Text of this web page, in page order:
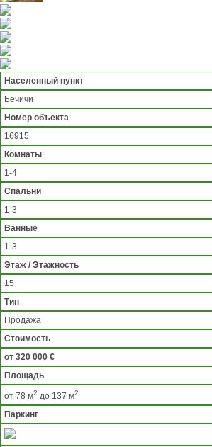
Населенный пункт
Бечичи
Номер объекта
16915
Комнаты
1-4
Спальни
1-3
Ванные
1-3
Этаж / Этажность
15
Тип
Продажа
Стоимость
от 320 000 €
Площадь
от 78 м2 до 137 м2
Паркинг